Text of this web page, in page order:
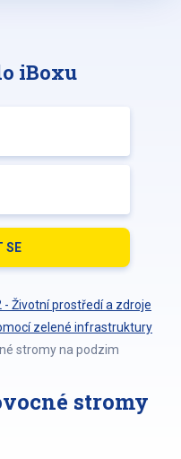
iBoxu
- Životní prostředí a zdroje
zelené infrastruktury
stromy na podzim
stromy